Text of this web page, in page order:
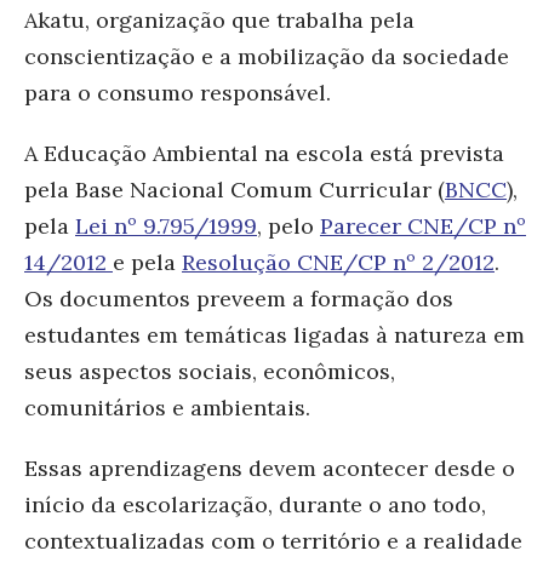
Akatu, organização que trabalha pela
conscientização e a mobilização da sociedade
para o consumo responsável.
A Educação Ambiental na escola está prevista
pela Base Nacional Comum Curricular (BNCC),
pela Lei nº 9.795/1999, pelo Parecer CNE/CP nº
14/2012 e pela Resolução CNE/CP nº 2/2012.
Os documentos preveem a formação dos
estudantes em temáticas ligadas à natureza em
seus aspectos sociais, econômicos,
comunitários e ambientais.
Essas aprendizagens devem acontecer desde o
início da escolarização, durante o ano todo,
contextualizadas com o território e a realidade